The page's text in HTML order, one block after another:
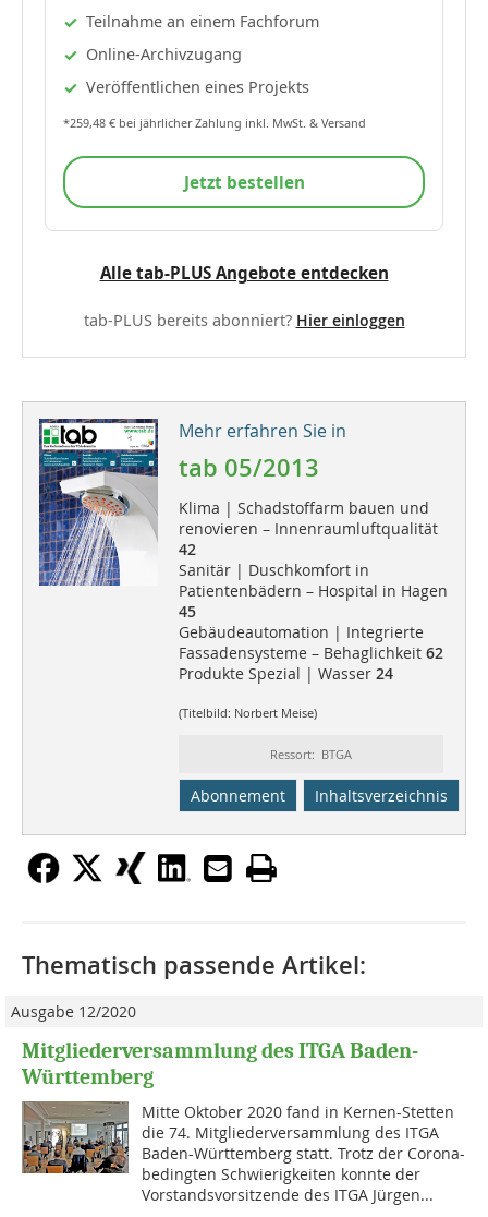
Teilnahme an einem Fachforum
Online-Archivzugang
Veröffentlichen eines Projekts
*259,48 € bei jährlicher Zahlung inkl. MwSt. & Versand
Jetzt bestellen
Alle tab-PLUS Angebote entdecken
tab-PLUS bereits abonniert? Hier einloggen
Mehr erfahren Sie in
tab 05/2013
Klima | Schadstoffarm bauen und
renovieren – Innenraumluftqualität
42
Sanitär | Duschkomfort in
Patientenbädern – Hospital in Hagen
45
Gebäudeautomation | Integrierte
Fassadensysteme – Behaglichkeit 62
Produkte Spezial | Wasser 24
(Titelbild: Norbert Meise)
Ressort: BTGA
Abonnement Inhaltsverzeichnis
Thematisch passende Artikel:
Ausgabe 12/2020
Mitgliederversammlung des ITGA Baden-
Württemberg
Mitte Oktober 2020 fand in Kernen-Stetten
die 74. Mitgliederversammlung des ITGA
Baden-Württemberg statt. Trotz der Corona-
bedingten Schwierigkeiten konnte der
Vorstandsvorsitzende des ITGA Jürgen...